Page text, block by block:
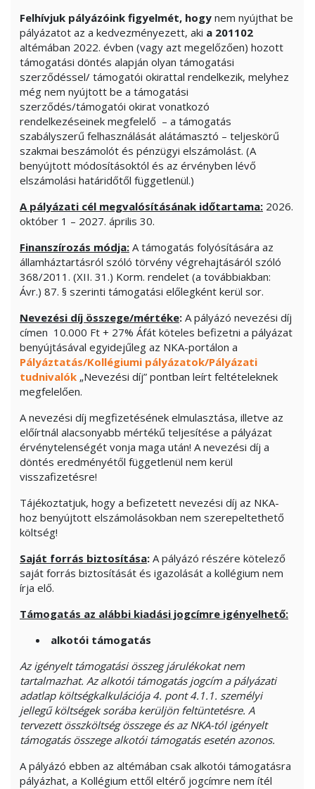
Felhívjuk pályázóink figyelmét, hogy nem nyújthat be
pályázatot az a kedvezményezett, aki a 201102
altémában 2022. évben (vagy azt megelőzően) hozott
támogatási döntés alapján olyan támogatási
szerződéssel/ támogatói okirattal rendelkezik, melyhez
még nem nyújtott be a támogatási
szerződés/támogatói okirat vonatkozó
rendelkezéseinek megfelelő – a támogatás
szabályszerű felhasználását alátámasztó – teljeskörű
szakmai beszámolót és pénzügyi elszámolást. (A
benyújtott módosításoktól és az érvényben lévő
elszámolási határidőtől függetlenül.)
A pályázati cél megvalósításának időtartama: 2026.
október 1 – 2027. április 30.
Finanszírozás módja: A támogatás folyósítására az
államháztartásról szóló törvény végrehajtásáról szóló
368/2011. (XII. 31.) Korm. rendelet (a továbbiakban:
Ávr.) 87. § szerinti támogatási előlegként kerül sor.
Nevezési díj összege/mértéke: A pályázó nevezési díj
címen 10.000 Ft + 27% Áfát köteles befizetni a pályázat
benyújtásával egyidejűleg az NKA-portálon a
Pályáztatás/Kollégiumi pályázatok/Pályázati
tudnivalók „Nevezési díj” pontban leírt feltételeknek
megfelelően.
A nevezési díj megfizetésének elmulasztása, illetve az
előírtnál alacsonyabb mértékű teljesítése a pályázat
érvénytelenségét vonja maga után! A nevezési díj a
döntés eredményétől függetlenül nem kerül
visszafizetésre!
Tájékoztatjuk, hogy a befizetett nevezési díj az NKA-
hoz benyújtott elszámolásokban nem szerepeltethető
költség!
Saját forrás biztosítása: A pályázó részére kötelező
saját forrás biztosítását és igazolását a kollégium nem
írja elő.
Támogatás az alábbi kiadási jogcímre igényelhető:
alkotói támogatás
Az igényelt támogatási összeg járulékokat nem
tartalmazhat. Az alkotói támogatás jogcím a pályázati
adatlap költségkalkulációja 4. pont 4.1.1. személyi
jellegű költségek sorába kerüljön feltüntetésre. A
tervezett összköltség összege és az NKA-tól igényelt
támogatás összege alkotói támogatás esetén azonos.
A pályázó ebben az altémában csak alkotói támogatásra
pályázhat, a Kollégium ettől eltérő jogcímre nem ítél